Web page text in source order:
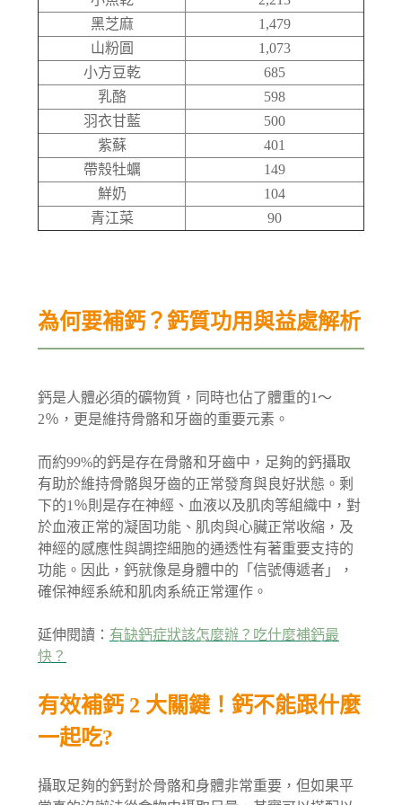
黑芝麻
1,479
山粉圓
1,073
小方豆乾
685
乳酪
598
羽衣甘藍
500
紫蘇
401
帶殼牡蠣
149
鮮奶
104
青江菜
90
為何要補鈣？鈣質功用與益處解析
鈣是人體必須的礦物質，同時也佔了體重的1～
2％，更是維持骨骼和牙齒的重要元素。
而約99%的鈣是存在骨骼和牙齒中，足夠的鈣攝取
有助於維持骨骼與牙齒的正常發育與良好狀態。剩
下的1％則是存在神經、血液以及肌肉等組織中，對
於血液正常的凝固功能、肌肉與心臟正常收縮，及
神經的感應性與調控細胞的通透性有著重要支持的
功能。因此，鈣就像是身體中的「信號傳遞者」，
確保神經系統和肌肉系統正常運作。
延伸閱讀： 有缺鈣症狀該怎麼辦？吃什麼補鈣最
快？
有效補鈣 2 大關鍵！鈣不能跟什麼
一起吃?
攝取足夠的鈣對於骨骼和身體非常重要，但如果平